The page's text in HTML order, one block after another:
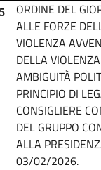
5
ORDINE DEL
ALLE FORZE
VIOLENZA
DELLA
AMBIGUITÀ
PRINCIPIO DI
CONSIGLIERE
DEL GRUPPO
ALLA
03/02/2026.